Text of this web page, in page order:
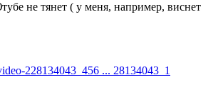
не тянет ( у меня, например, виснет
228134043_456 ... 28134043_1